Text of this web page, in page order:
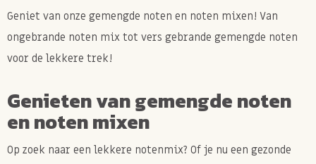
Geniet van onze gemengde noten en noten mixen! Van
ongebrande noten mix tot vers gebrande gemengde noten
voor de lekkere trek!
Genieten van gemengde noten
en noten mixen
Op zoek naar een lekkere notenmix? Of je nu een gezonde